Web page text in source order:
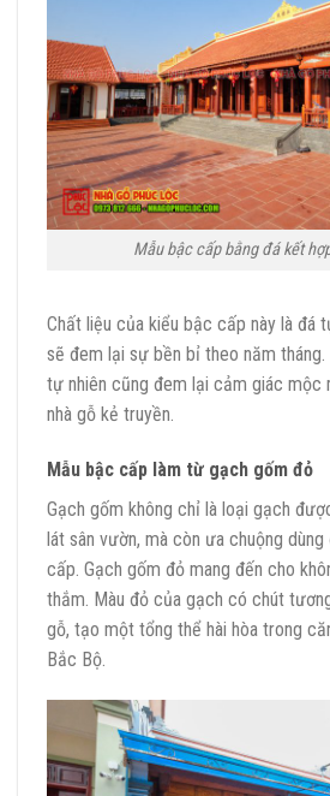
Mẫu bậc cấp bằng đá kết
Chất liệu của kiểu bậc cấp này là đá
sẽ đem lại sự bền bỉ theo năm
tự nhiên cũng đem lại cảm giác mộc
nhà gỗ kẻ truyền.
Mẫu bậc cấp làm từ gạch gốm đỏ
Gạch gốm không chỉ là loại gạch
lát sân vườn, mà còn ưa chuộng
cấp. Gạch gốm đỏ mang đến cho
thắm. Màu đỏ của gạch có chút
gỗ, tạo một tổng thể hài hòa trong
Bắc Bộ.